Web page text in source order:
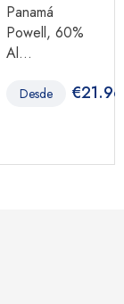
Panamá
Powell, 60%
Al...
Desde €21.96